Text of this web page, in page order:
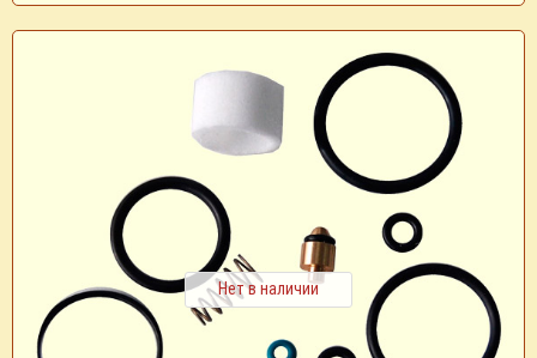
Нет в наличии